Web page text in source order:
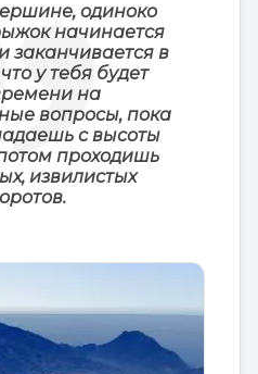
одиноко
начинается
заканчивается в
у тебя будет
на
вопросы, пока
с высоты
проходишь
извилистых